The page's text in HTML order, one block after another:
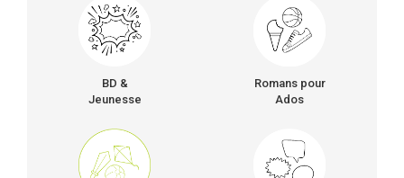
BD &
Jeunesse
Romans pour
Ados